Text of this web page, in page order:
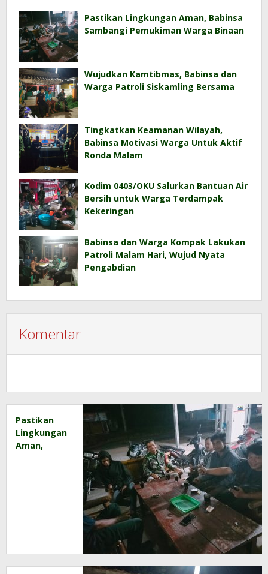
Pastikan Lingkungan Aman, Babinsa
Sambangi Pemukiman Warga Binaan
Wujudkan Kamtibmas, Babinsa dan
Warga Patroli Siskamling Bersama
Tingkatkan Keamanan Wilayah,
Babinsa Motivasi Warga Untuk Aktif
Ronda Malam
Kodim 0403/OKU Salurkan Bantuan Air
Bersih untuk Warga Terdampak
Kekeringan
Babinsa dan Warga Kompak Lakukan
Patroli Malam Hari, Wujud Nyata
Pengabdian
Komentar
Pastikan
Lingkungan
Aman,